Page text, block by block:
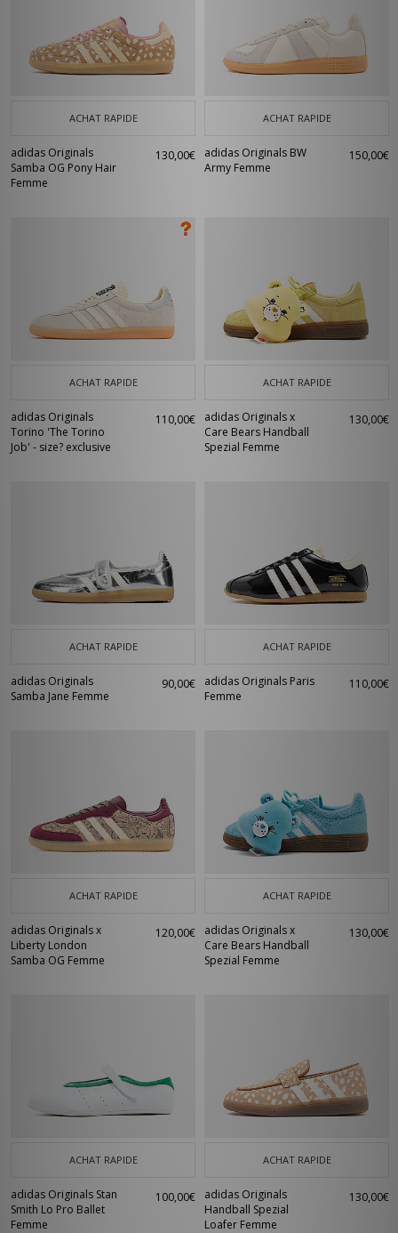
ACHAT RAPIDE
adidas Originals
Samba OG Pony Hair
Femme
130,00€
ACHAT RAPIDE
adidas Originals BW
Army Femme
150,00€
ACHAT RAPIDE
adidas Originals
Torino 'The Torino
Job' - size? exclusive
110,00€
ACHAT RAPIDE
adidas Originals x
Care Bears Handball
Spezial Femme
130,00€
ACHAT RAPIDE
adidas Originals
Samba Jane Femme
90,00€
ACHAT RAPIDE
adidas Originals Paris
Femme
110,00€
ACHAT RAPIDE
adidas Originals x
Liberty London
Samba OG Femme
120,00€
ACHAT RAPIDE
adidas Originals x
Care Bears Handball
Spezial Femme
130,00€
ACHAT RAPIDE
adidas Originals Stan
Smith Lo Pro Ballet
Femme
100,00€
ACHAT RAPIDE
adidas Originals
Handball Spezial
Loafer Femme
130,00€